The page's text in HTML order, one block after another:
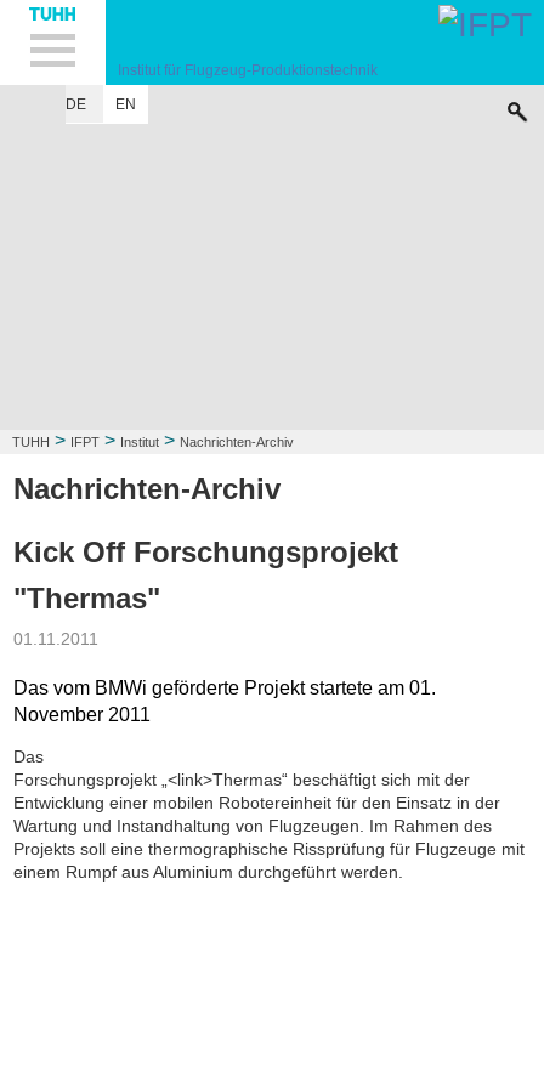
Hauptnavigation
Unternavigation
Inhalt
Suche
Institut für Flugzeug-Produktionstechnik
DE
EN
TUHH > IFPT > Institut > Nachrichten-Archiv
Nachrichten-Archiv
Kick Off Forschungsprojekt
"Thermas"
01.11.2011
Das vom BMWi geförderte Projekt startete am 01.
November 2011
Das
Forschungsprojekt „<link>Thermas“ beschäftigt sich mit der
Entwicklung einer mobilen Robotereinheit für den Einsatz in der
Wartung und Instandhaltung von Flugzeugen. Im Rahmen des
Projekts soll eine thermographische Rissprüfung für Flugzeuge mit
einem Rumpf aus Aluminium durchgeführt werden.